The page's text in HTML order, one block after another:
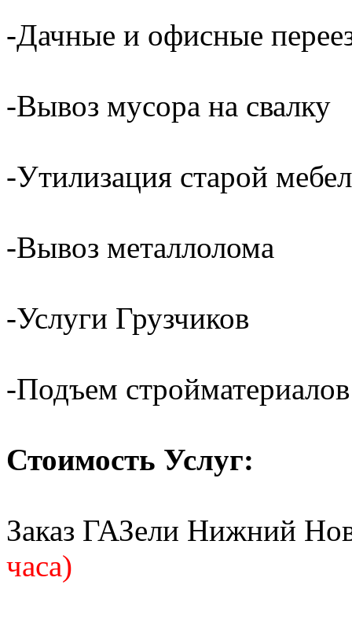
-Дачные и офисные
-Вывоз мусора на свалку
-Утилизация старой
-Вывоз металлолома
-Услуги Грузчиков
-Подъем
Стоимость Услуг:
Заказ ГАЗели Нижний
часа)